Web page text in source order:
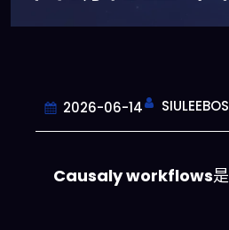
2026-06-14
Causaly workflows